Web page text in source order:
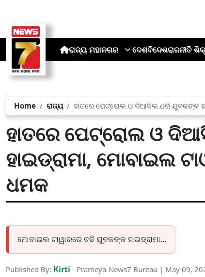
ରାଜ୍ୟ ମହାନଗର ଦେଶବିଦେଶରାଜନୀତି
Home ରାଜ୍ୟ ହାତରେ ପେଟ୍ରୋଲ ଓ ଦିଆସିଲ ଧରି ଯୁବକଙ୍କ
ହାତରେ ପେଟ୍ରୋଲ ଓ
ହାଇଡ୍ରାମା, ମୋବାଇଲ
ଧମକ
ମୋବାଇଲ ଟାୱାରରେ ଚଢି ଯୁବକଙ୍କ ହାଇଡ୍ରାମା...
Published By: Kirti - Prameya-News7 Bureau | May 09,